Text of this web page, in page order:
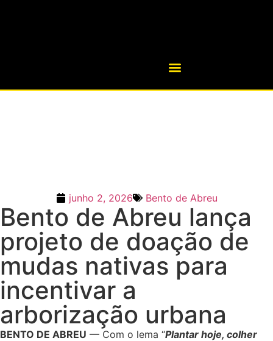
junho 2, 2026 Bento de Abreu
Bento de Abreu lança
projeto de doação de
mudas nativas para
incentivar a
arborização urbana
BENTO DE ABREU — Com o lema “Plantar hoje, colher